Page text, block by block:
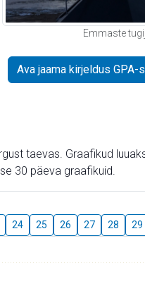
Emmaste
Ava jaama kirjeldus GPA-s
taevas. Graafikud
30 päeva graafikuid.
24 25 26 27 28 29